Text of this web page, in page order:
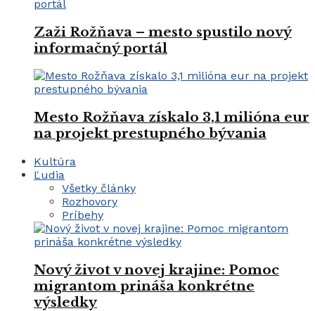
Zaži Rožňava – mesto spustilo nový
informačný portál
Mesto Rožňava získalo 3,1 milióna eur
na projekt prestupného bývania
Kultúra
Ľudia
Všetky články
Rozhovory
Príbehy
Nový život v novej krajine: Pomoc
migrantom prináša konkrétne
výsledky